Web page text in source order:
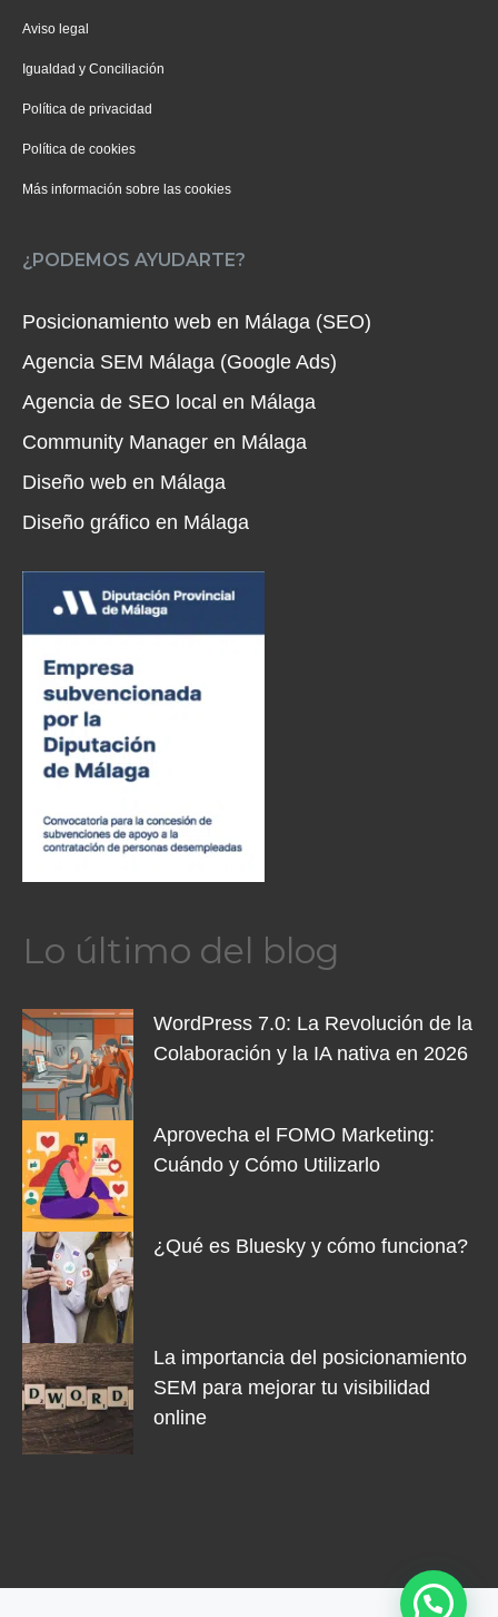
Aviso legal
Igualdad y Conciliación
Política de privacidad
Política de cookies
Más información sobre las cookies
¿PODEMOS AYUDARTE?
Posicionamiento web en Málaga (SEO)
Agencia SEM Málaga (Google Ads)
Agencia de SEO local en Málaga
Community Manager en Málaga
Diseño web en Málaga
Diseño gráfico en Málaga
Lo último del blog
WordPress 7.0: La Revolución de la
Colaboración y la IA nativa en 2026
Aprovecha el FOMO Marketing:
Cuándo y Cómo Utilizarlo
¿Qué es Bluesky y cómo funciona?
La importancia del posicionamiento
SEM para mejorar tu visibilidad
online